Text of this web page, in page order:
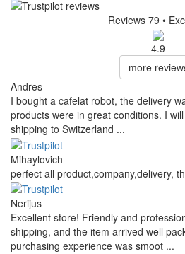
Reviews 79 •
4.9
more
Andres
I bought a cafelat robot, the delivery
products were in great conditions. I
shipping to Switzerland ...
Mihaylovich
perfect all product,company,delivery,
Nerijus
Excellent store! Friendly and
shipping, and the item arrived well
purchasing experience was smoot ...